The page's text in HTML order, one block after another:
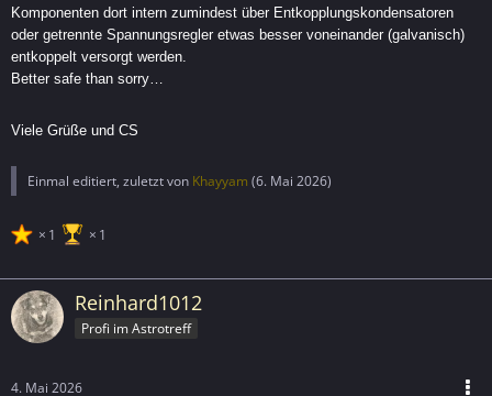
Komponenten dort intern zumindest über Entkopplungskondensatoren
oder getrennte Spannungsregler etwas besser voneinander (galvanisch)
entkoppelt versorgt werden.
Better safe than sorry…
Viele Grüße und CS
Einmal editiert, zuletzt von Khayyam (6. Mai 2026)
1 1
Reinhard1012
Profi im Astrotreff
4. Mai 2026